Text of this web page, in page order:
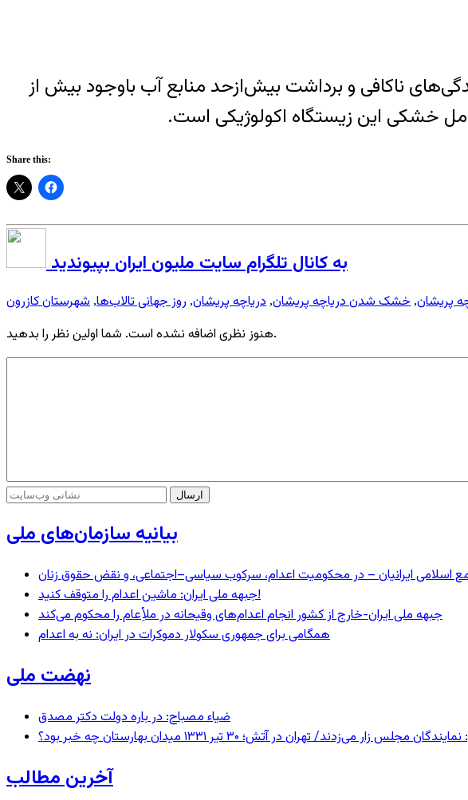
ناکافی و برداشت بیش‌ازحد منابع آب باوجود بیش از
Share this:
به کانال تلگرام سایت ملیون ایران بپیوندید
پریشان, خشک شدن دریاچه پریشان, دریاچه پریشان, روز جهانی تالاب‌ها, شهرستان کازرون
هنوز نظری اضافه نشده است. شما اولین نظر را بدهید.
بیانیه سازمان‌های ملی
اسلامی ایرانیان – در محکومیت اعدام، سرکوب سیاسی–اجتماعی، و نقض حقوق زنان
جبهه ملی ایران: ماشین اعدام را متوقف کنید!
جبهه ملی ایران-خارج از کشور انجام اعدام‌های وقیحانه در ملأِعام را محکوم می‌کند
همگامی برای جمهوری سکولار دموکرات در ایران: نه به اعدام
نهضت ملی
ضیاء مصباح: در باره دولت دکتر مصدق
می‌زدند/ تهران در آتش؛ ۳۰ تیر ۱۳۳۱ میدان بهارستان چه خبر بود؟
آخرین مطالب